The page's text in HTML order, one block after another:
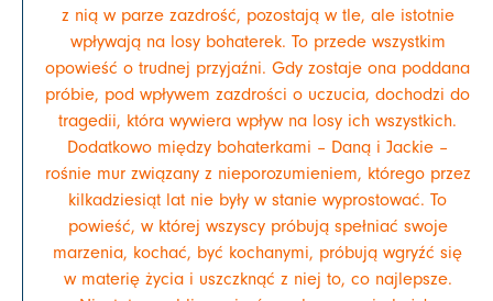
z nią w parze zazdrość, pozostają w tle, ale istotnie
wpływają na losy bohaterek. To przede wszystkim
opowieść o trudnej przyjaźni. Gdy zostaje ona poddana
próbie, pod wpływem zazdrości o uczucia, dochodzi do
tragedii, która wywiera wpływ na losy ich wszystkich.
Dodatkowo między bohaterkami – Daną i Jackie –
rośnie mur związany z nieporozumieniem, którego przez
kilkadziesiąt lat nie były w stanie wyprostować. To
powieść, w której wszyscy próbują spełniać swoje
marzenia, kochać, być kochanymi, próbują wgryźć się
w materię życia i uszczknąć z niej to, co najlepsze.